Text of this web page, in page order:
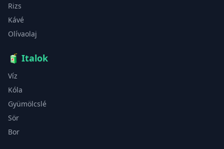
Rizs
Kávé
Olívaolaj
🧃 Italok
Víz
Kóla
Gyümölcslé
Sör
Bor